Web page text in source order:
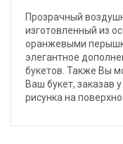
Прозрачный
изготовленный из
оранжевыми
элегантное
букетов. Также Вы
Ваш букет, заказав
рисунка на